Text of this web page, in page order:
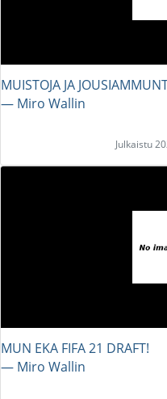
MUISTOJA JA
― Miro Wallin
Julkaistu
MUN EKA FIFA 21 DRAFT!
― Miro Wallin